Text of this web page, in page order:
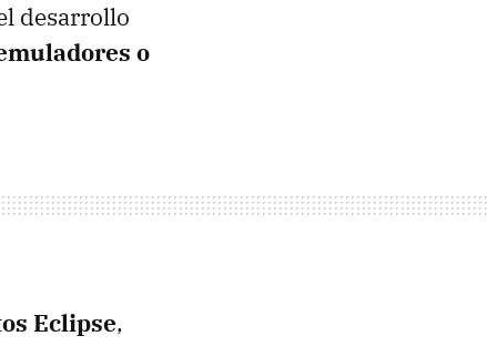
desarrollo
o
Eclipse,